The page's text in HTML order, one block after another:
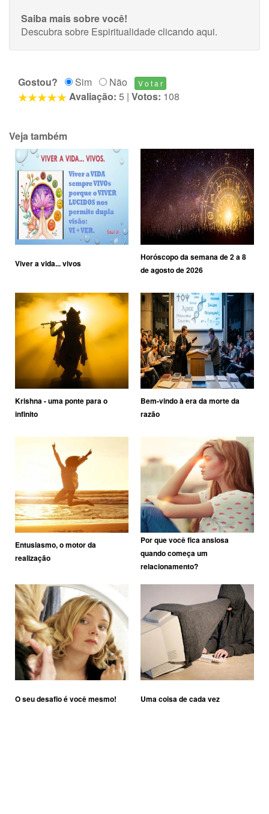
Saiba mais sobre você!
Descubra sobre Espiritualidadeclicando aqui.
Gostou? Sim
Não
Avaliação: 5 | Votos: 108
Veja também
Viver a vida... vivos
Horóscopo da semana de 2 a 8
de agosto de 2026
Krishna - uma ponte para o
infinito
Bem-vindo à era da morte da
razão
Entusiasmo, o motor da
realização
Por que você fica ansiosa
quando começa um
relacionamento?
O seu desafio é você mesmo! Uma coisa de cada vez